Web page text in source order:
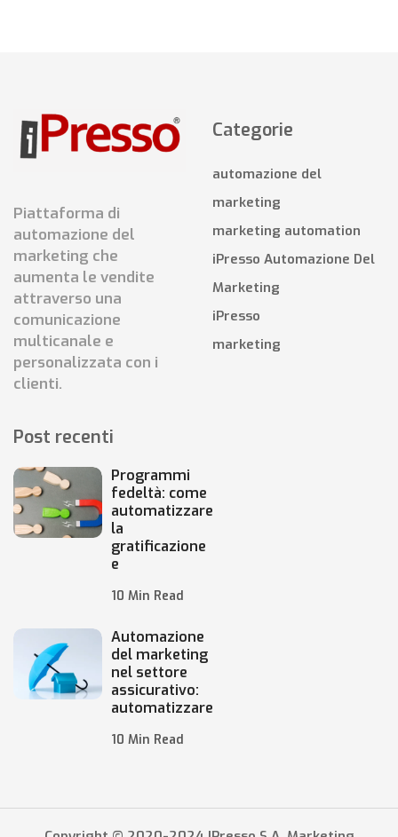
Piattaforma di
automazione del
marketing che
aumenta le vendite
attraverso una
comunicazione
multicanale e
personalizzata con i
clienti.
Categorie
automazione del
marketing
marketing automation
iPresso Automazione Del
Marketing
iPresso
marketing
Post recenti
Programmi
fedeltà: come
automatizzare
la
gratificazione
e
10 Min Read
Automazione
del marketing
nel settore
assicurativo:
automatizzare
10 Min Read